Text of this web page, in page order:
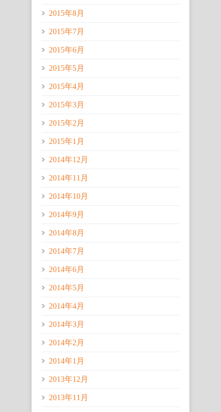
2015年8月
2015年7月
2015年6月
2015年5月
2015年4月
2015年3月
2015年2月
2015年1月
2014年12月
2014年11月
2014年10月
2014年9月
2014年8月
2014年7月
2014年6月
2014年5月
2014年4月
2014年3月
2014年2月
2014年1月
2013年12月
2013年11月